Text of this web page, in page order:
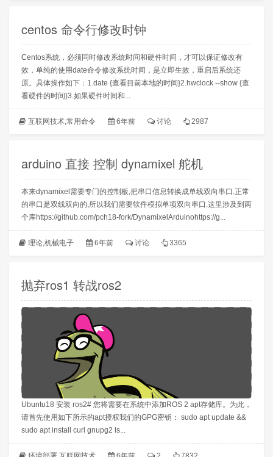
centos 命令行修改时钟
Centos系统，必须同时修改系统时间和硬件时间，才可以保证修改有
效，单纯的使用date命令修改系统时间，是立即生效，重启后系统还
原。具体操作如下：1.date {查看目前本地的时间}2.hwclock --show {查
看硬件的时间}3.如果硬件时间和...
互联网技术,常用命令 6年前 讨论 2987
arduino 直接 控制 dynamixel 舵机
本来dynamixel需要专门的控制板,把串口信息转换成单线双向串口.正常
的串口是双线双向的,所以我们需要软件模拟单项双向串口.这里涉及到两
个库https://github.com/pch18-fork/DynamixelArduinohttps://g...
理论,机械电子 6年前 讨论 3365
抛弃ros1 转战ros2
Ubuntu18 安装 ros2# 您将需要在系统中添加ROS 2 apt存储库。为此，
请首先使用如下所示的apt授权我们的GPG密钥： sudo apt update &&
sudo apt install curl gnupg2 ls...